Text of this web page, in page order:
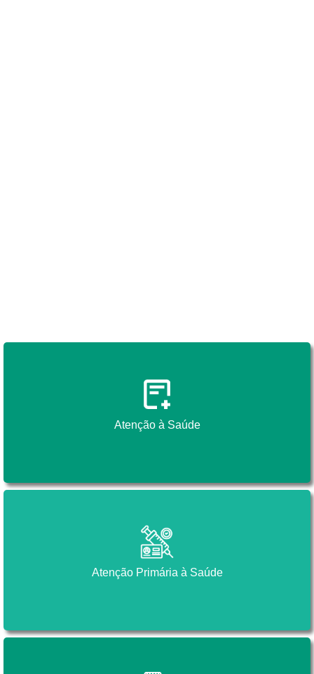
Atenção à Saúde
Atenção à Saúde
Atenção Primária à Saúde
Atenção Primária à Saúde